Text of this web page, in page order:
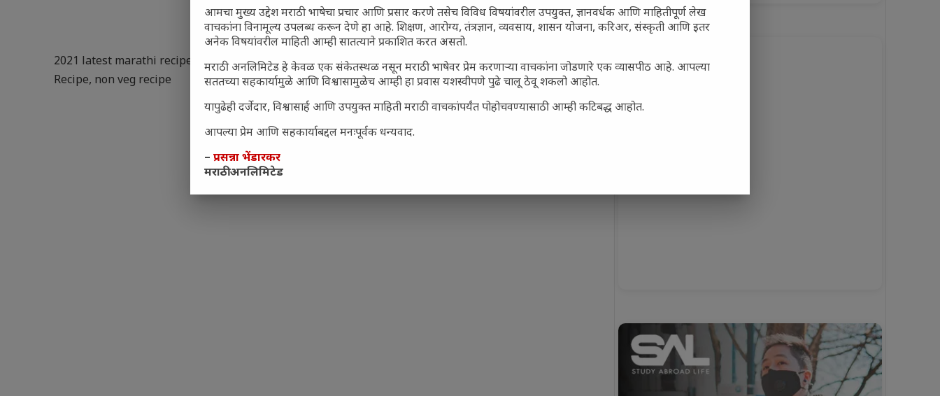
2021 latest marathi recipe चिकन पॉपकार्न - Chicken Popcorn,chicken popcorn marathi recipe,Marathi
Recipe, non veg recipe
आमचा मुख्य उद्देश मराठी भाषेचा प्रचार आणि प्रसार करणे तसेच विविध विषयांवरील उपयुक्त, ज्ञानवर्धक आणि माहितीपूर्ण लेख
वाचकांना विनामूल्य उपलब्ध करून देणे हा आहे. शिक्षण, आरोग्य, तंत्रज्ञान, व्यवसाय, शासन योजना, करिअर, संस्कृती आणि इतर
अनेक विषयांवरील माहिती आम्ही सातत्याने प्रकाशित करत असतो.
मराठी अनलिमिटेड हे केवळ एक संकेतस्थळ नसून मराठी भाषेवर प्रेम करणाऱ्या वाचकांना जोडणारे एक व्यासपीठ आहे. आपल्या
सततच्या सहकार्यामुळे आणि विश्वासामुळेच आम्ही हा प्रवास यशस्वीपणे पुढे चालू ठेवू शकलो आहोत.
यापुढेही दर्जेदार, विश्वासार्ह आणि उपयुक्त माहिती मराठी वाचकांपर्यंत पोहोचवण्यासाठी आम्ही कटिबद्ध आहोत.
आपल्या प्रेम आणि सहकार्याबद्दल मनःपूर्वक धन्यवाद.
– प्रसन्ना भेंडारकर
मराठी अनलिमिटेड